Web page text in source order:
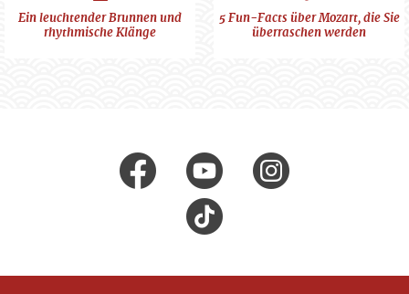
Schauplätze
Ein leuchtender Brunnen und
rhythmische Klänge
Kunst
&
5 Fun-Facts über Mozart, die Sie
überraschen werden
facebook
Youtube
Tik
Tok